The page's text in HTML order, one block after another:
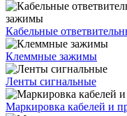
Кабельные
Клеммные зажимы
Ленты сигнальные
Маркировка кабелей и